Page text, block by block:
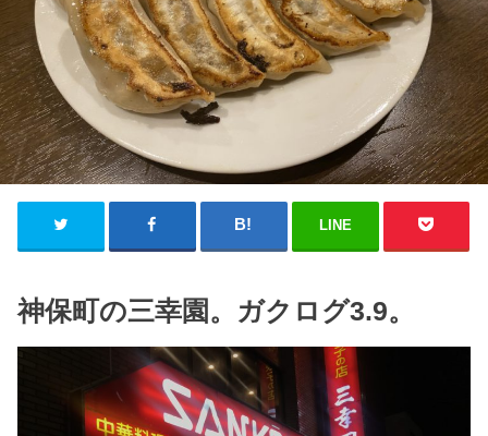
LINE
神保町の三幸園。ガクログ3.9。